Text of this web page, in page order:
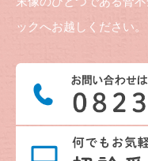
ックへお越しください。